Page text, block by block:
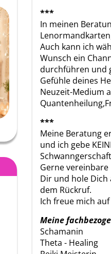
***
In meinen
Auch kann ich
Wunsch ein
durchführen und
Gefühle deines
Neuzeit-Medium
***
Meine Beratung
und ich gebe
Gerne
Dir und hole Dich
dem Rückruf.
Ich freue mich
Meine
Schamanin
Theta - Healing